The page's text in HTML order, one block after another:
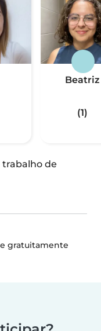
Beatriz
(1)
de
gratuitamente